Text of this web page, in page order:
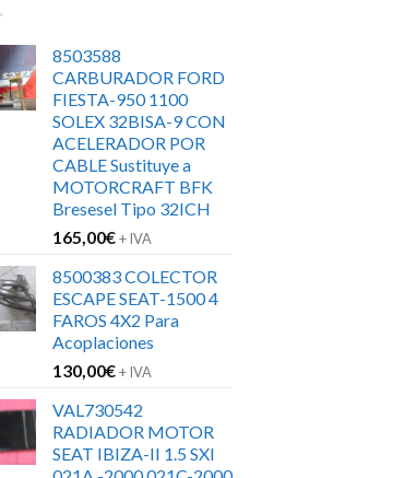
8503588
CARBURADOR FORD
FIESTA-950 1100
SOLEX 32BISA-9 CON
ACELERADOR POR
CABLE Sustituye a
MOTORCRAFT BFK
Bresesel Tipo 32ICH
165,00€+ IVA
8500383 COLECTOR
ESCAPE SEAT-1500 4
FAROS 4X2 Para
Acoplaciones
130,00€+ IVA
VAL730542
RADIADOR MOTOR
SEAT IBIZA-II 1.5 SXI